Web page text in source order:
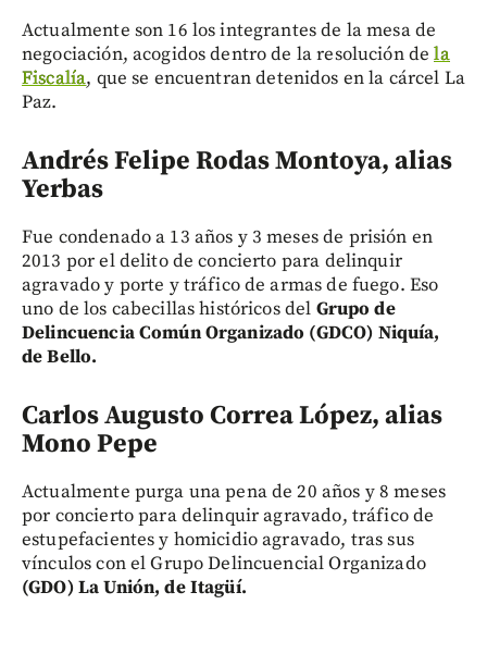
Actualmente son 16 los integrantes de la mesa de
negociación, acogidos dentro de la resolución dela
Fiscalía, que se encuentran detenidos en la cárcel La
Paz.
Andrés Felipe Rodas Montoya, alias
Yerbas
Fue condenado a 13 años y 3 meses de prisión en
2013 por el delito de concierto para delinquir
agravado y porte y tráfico de armas de fuego. Eso
uno de los cabecillas históricos del Grupo de
Delincuencia Común Organizado (GDCO) Niquía,
de Bello.
Carlos Augusto Correa López, alias
Mono Pepe
Actualmente purga una pena de 20 años y 8 meses
por concierto para delinquir agravado, tráfico de
estupefacientes y homicidio agravado, tras sus
vínculos con el Grupo Delincuencial Organizado
(GDO) La Unión, de Itagüí.